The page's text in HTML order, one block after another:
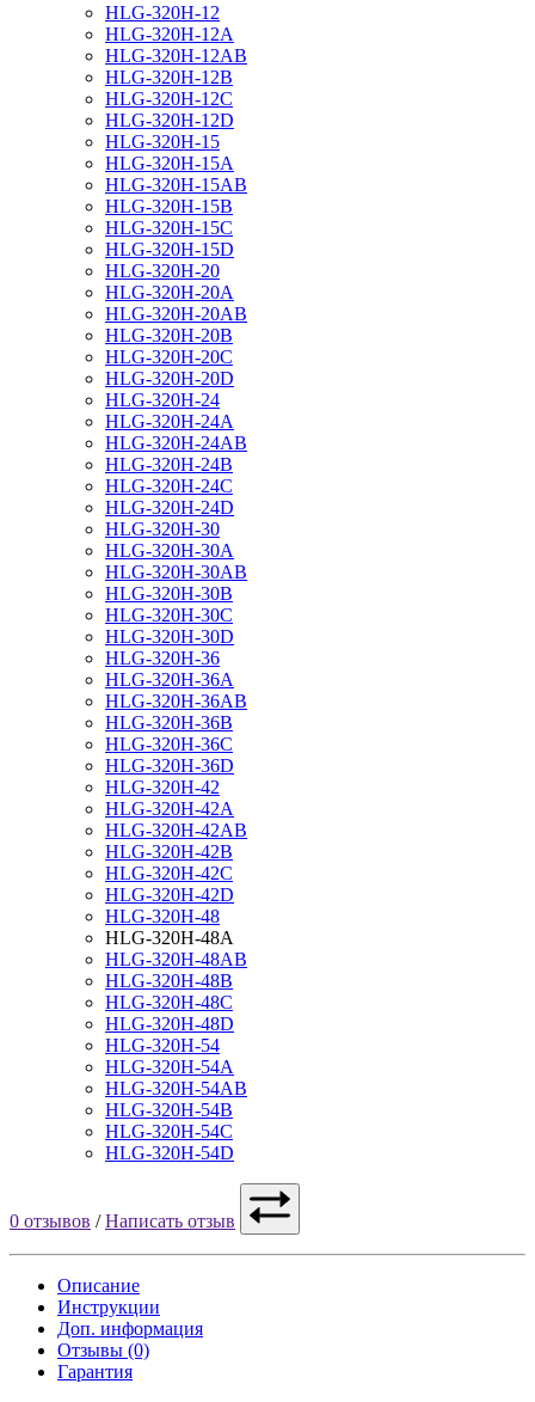
HLG-320H-12
HLG-320H-12A
HLG-320H-12AB
HLG-320H-12B
HLG-320H-12C
HLG-320H-12D
HLG-320H-15
HLG-320H-15A
HLG-320H-15AB
HLG-320H-15B
HLG-320H-15C
HLG-320H-15D
HLG-320H-20
HLG-320H-20A
HLG-320H-20AB
HLG-320H-20B
HLG-320H-20C
HLG-320H-20D
HLG-320H-24
HLG-320H-24A
HLG-320H-24AB
HLG-320H-24B
HLG-320H-24C
HLG-320H-24D
HLG-320H-30
HLG-320H-30A
HLG-320H-30AB
HLG-320H-30B
HLG-320H-30C
HLG-320H-30D
HLG-320H-36
HLG-320H-36A
HLG-320H-36AB
HLG-320H-36B
HLG-320H-36C
HLG-320H-36D
HLG-320H-42
HLG-320H-42A
HLG-320H-42AB
HLG-320H-42B
HLG-320H-42C
HLG-320H-42D
HLG-320H-48
HLG-320H-48A
HLG-320H-48AB
HLG-320H-48B
HLG-320H-48C
HLG-320H-48D
HLG-320H-54
HLG-320H-54A
HLG-320H-54AB
HLG-320H-54B
HLG-320H-54C
HLG-320H-54D
0 отзывов /Написать отзыв
Описание
Инструкции
Доп. информация
Отзывы (0)
Гарантия